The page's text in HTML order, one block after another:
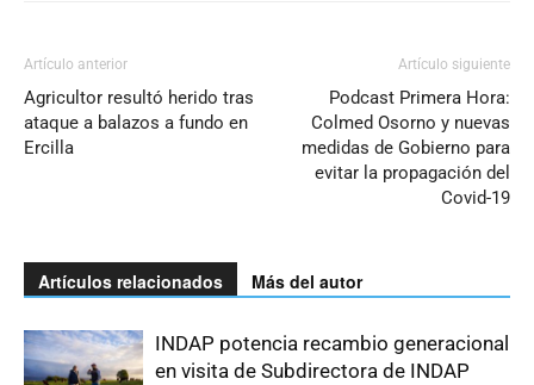
Artículo anterior
Agricultor resultó herido tras
ataque a balazos a fundo en
Ercilla
Artículo siguiente
Podcast Primera Hora:
Colmed Osorno y nuevas
medidas de Gobierno para
evitar la propagación del
Covid-19
Artículos relacionados Más del autor
INDAP potencia recambio generacional
en visita de Subdirectora de INDAP